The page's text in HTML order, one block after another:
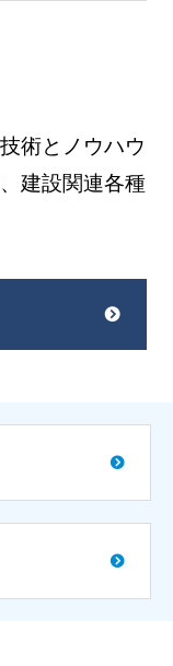
術とノウハウ
建設関連各種